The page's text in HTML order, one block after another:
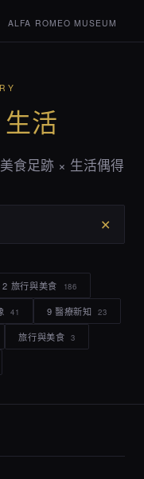
ALFA ROMEO MUSEUM
生活
食足跡 × 生活偶得
✕
2 旅行與美食 186
41 9 醫療新知 23
旅行與美食 3